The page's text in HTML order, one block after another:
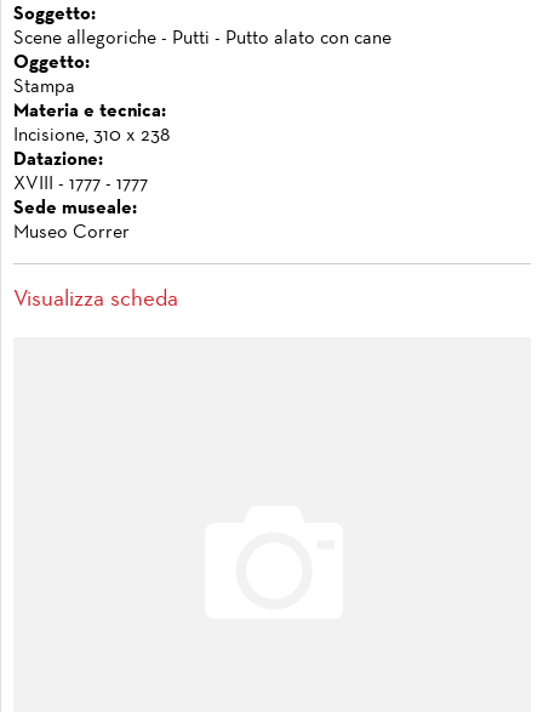
Soggetto:
Scene allegoriche - Putti - Putto alato con cane
Oggetto:
Stampa
Materia e tecnica:
Incisione, 310 x 238
Datazione:
XVIII - 1777 - 1777
Sede museale:
Museo Correr
Visualizza scheda